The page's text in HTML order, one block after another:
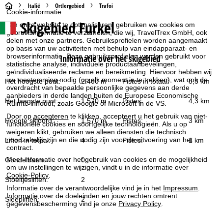
Cookie-informatie
Om onze website te optimaliseren, gebruiken we cookies om
gebruiksinformatie te verzamelen, die wij, TravelTrex GmbH, ook
delen met onze partners. Gebruiksprofielen worden aangemaakt
op basis van uw activiteiten met behulp van eindapparaat- en
browserinformatie. Deze gebruiksprofielen worden gebruikt voor
statistische analyse, individuele productaanbevelingen,
geïndividualiseerde reclame en bereikmeting. Hiervoor hebben wij
uw toestemming nodig (op elk moment in te trekken), wat ook de
overdracht van bepaalde persoonlijke gegevens aan derde
aanbieders in derde landen buiten de Europese Economische
Ruimte inhoudt, zoals Google of Microsoft in de VS.
Door opaccepteren te klikken, accepteert u het gebruik van niet-
functionele cookies en soortgelijke technologieën. Als u op
weigeren klikt, gebruiken we alleen diensten die technisch
noodzakelijk zijn en die nodig zijn voor de uitvoering van het
contract.
Meer informatie over het gebruik van cookies en de mogelijkheid
om uw instellingen te wijzigen, vindt u in de informatie over
Cookie-Policy.
Informatie over de verantwoordelijke vind je in het Impressum.
Informatie over de doeleinden en jouw rechten omtrent
gegevensbescherming vind je onze Privacy Policy.
S
t
a
r
t
p
a
g
i
n
a
Italië Ortlergebied Trafoi
SkigebiedFurkel
Informatie over het skigebied
Het hoogste punt: 2.400 m Pistes in totaal: 8,3 km
Het laagste punt: 1.570 m Pistes: 4,3 km
Hoogte skioord: 1.570 m Pistes: 3 km
Liften in totaal: 4 Pistes: 1 km
Gondelbaan: 0
Stoeltjesliften: 2
Sleepliften: 2